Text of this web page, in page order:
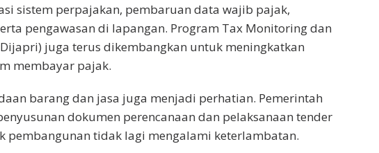
sistem perpajakan, pembaruan data wajib pajak,
pengawasan di lapangan. Program Tax Monitoring dan
juga terus dikembangkan untuk meningkatkan
membayar pajak.
barang dan jasa juga menjadi perhatian. Pemerintah
dokumen perencanaan dan pelaksanaan tender
pembangunan tidak lagi mengalami keterlambatan.